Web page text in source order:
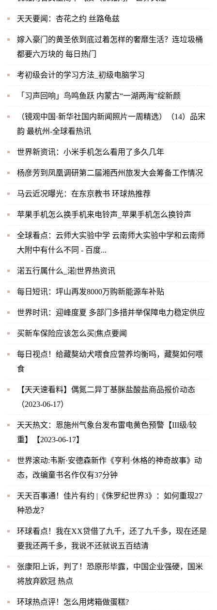
天天要闻：杏花之约 丝路龟兹
嫁入豪门的黄圣依到底过着怎样的奢靡生活？连垃圾桶
都要六万块的 每日热门
考初级会计的学习方法_初级电脑学习
「习声回响」鸟鸣鱼跃 内蒙古“一湖两海”绽新颜
（镜观中国·新华社国内新闻照片一周精选）（14）品宋
韵 最杭州-全球看热讯
世界新资讯：小米手机怎么看用了多久几年
杨彦芳到凤凰调研第二届湘西州旅发大会筹备工作情况
马云近况曝光：在东京教书 环球热推荐
苹果手机怎么换手机来电铃声_苹果手机怎么换铃声
全球看点：云师大实验中学 云南师大实验中学和云南师
大附中有什么不同 - 百度...
渃五行属什么_渃|世界热资讯
每日短讯：坪山再发8000万购新能源车补贴
世界时讯：迎峰度夏 多部门多措并举保障电力稳定供应
买新车保险应该怎么买|焦点要闻
每日视点！给藏獒幼犬喂食应营养均衡吗，藏獒如何喂
食
【天天速看料】偶氮二异丁基脒盐酸盐商品报价动态
（2023-06-17）
天天热文：恩施州气象台发布雷电黄色预警【III级/较
重】【2023-06-17】
世界滚动:韦斯·安德森新作《亨利·休格的神奇故事》动
态，改编童书名作仅有37分钟
天天百事通！佳片有约 |《侏罗纪世界3》：如何重现27
种恐龙？
环球看点！我在XX贷借了九千，还了九千多，现在还是
要我还两千多，我说不还就说五百结清
张康阳上诉，判了！恐原形毕露，中国企业强硬，国米
将放弃欧冠 热点
环球热点评！怎么用烤箱做蛋糕?